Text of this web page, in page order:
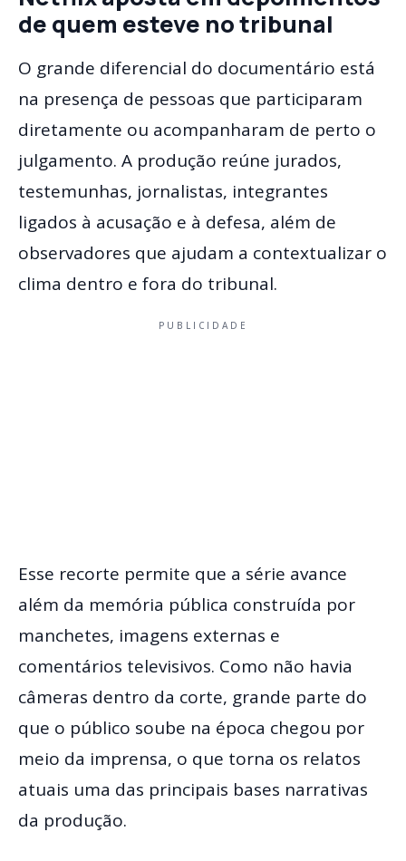
de quem esteve no tribunal
O grande diferencial do documentário está
na presença de pessoas que participaram
diretamente ou acompanharam de perto o
julgamento. A produção reúne jurados,
testemunhas, jornalistas, integrantes
ligados à acusação e à defesa, além de
observadores que ajudam a contextualizar o
clima dentro e fora do tribunal.
PUBLICIDADE
Esse recorte permite que a série avance
além da memória pública construída por
manchetes, imagens externas e
comentários televisivos. Como não havia
câmeras dentro da corte, grande parte do
que o público soube na época chegou por
meio da imprensa, o que torna os relatos
atuais uma das principais bases narrativas
da produção.